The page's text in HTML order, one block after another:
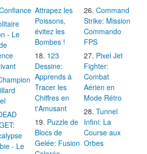
- Le
- Le
Attrapez les
Poissons,
évitez les
Bombes !
123
Dessine:
Apprends à
Tracer les
Chiffres en
t'Amusant
Puzzle de
Blocs de
Gelée: Fusion
Command
Strike: Mission
Commando
FPS
Pixel Jet
Fighter:
Combat
Aérien en
Mode Rétro
Tunnel
Infini: La
Course aux
Orbes